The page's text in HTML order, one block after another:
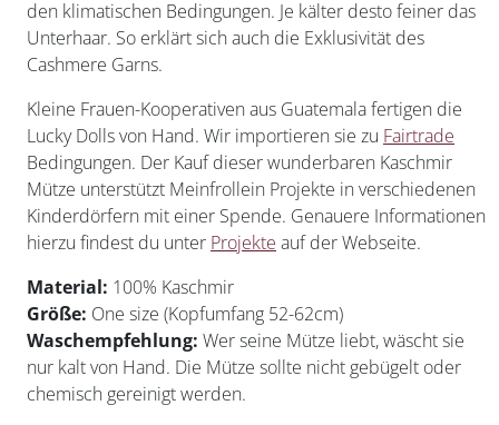
den klimatischen Bedingungen. Je kälter desto feiner das
Unterhaar. So erklärt sich auch die Exklusivität des
Cashmere Garns.
Kleine Frauen-Kooperativen aus Guatemala fertigen die
Lucky Dolls von Hand. Wir importieren sie zu Fairtrade
Bedingungen. Der Kauf dieser wunderbaren Kaschmir
Mütze unterstützt Meinfrollein Projekte in verschiedenen
Kinderdörfern mit einer Spende. Genauere Informationen
hierzu findest du unter Projekte auf der Webseite.
Material: 100% Kaschmir
Größe: One size (Kopfumfang 52-62cm)
Waschempfehlung: Wer seine Mütze liebt, wäscht sie
nur kalt von Hand. Die Mütze sollte nicht gebügelt oder
chemisch gereinigt werden.